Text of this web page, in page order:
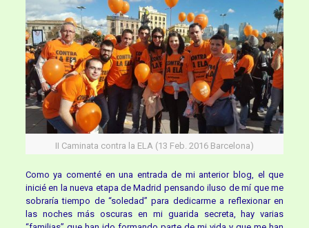
II Caminata contra la ELA (13 Feb. 2016 Barcelona)
Como ya comenté en una entrada de mi anterior blog, el que
inicié en la nueva etapa de Madrid pensando iluso de mí que me
sobraría tiempo de “soledad” para dedicarme a reflexionar en
las noches más oscuras en mi guarida secreta, hay varias